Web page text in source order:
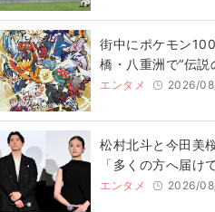
街中にポケモン
橋・八重洲で“伝
エンタメ 2026/
松村北斗と今田美
「多くの方へ届け
エンタメ 2026/